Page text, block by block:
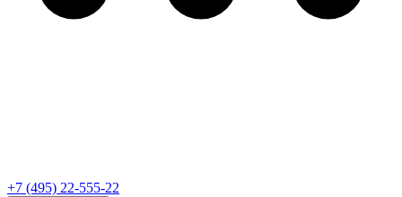
+7 (495) 22-555-22